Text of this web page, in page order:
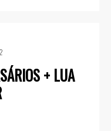
+ LUA